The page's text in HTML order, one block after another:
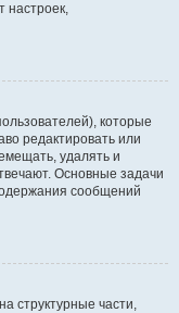
настроек,
которые
редактировать или
удалять и
Основные задачи
сообщений
структурные части,